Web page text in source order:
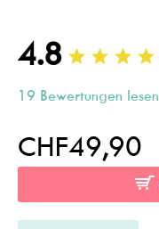
CHF49,90
4.8
19 Bewertungen lesen